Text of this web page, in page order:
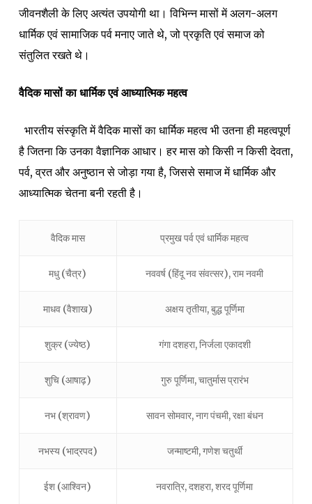
जीवनशैली के लिए अत्यंत उपयोगी था। विभिन्न मासों में अलग-अलग
धार्मिक एवं सामाजिक पर्व मनाए जाते थे, जो प्रकृति एवं समाज को
संतुलित रखते थे।
वैदिक मासों का धार्मिक एवं आध्यात्मिक महत्व
भारतीय संस्कृति में वैदिक मासों का धार्मिक महत्व भी उतना ही महत्वपूर्ण
है जितना कि उनका वैज्ञानिक आधार। हर मास को किसी न किसी देवता,
पर्व, व्रत और अनुष्ठान से जोड़ा गया है, जिससे समाज में धार्मिक और
आध्यात्मिक चेतना बनी रहती है।
वैदिक मास प्रमुख पर्व एवं धार्मिक महत्व
मधु (चैत्र) नववर्ष (हिंदू नव संवत्सर), राम नवमी
माधव (वैशाख) अक्षय तृतीया, बुद्ध पूर्णिमा
शुक्र (ज्येष्ठ) गंगा दशहरा, निर्जला एकादशी
शुचि (आषाढ़) गुरु पूर्णिमा, चातुर्मास प्रारंभ
नभ (श्रावण) सावन सोमवार, नाग पंचमी, रक्षा बंधन
नभस्य (भाद्रपद) जन्माष्टमी, गणेश चतुर्थी
ईश (आश्विन) नवरात्रि, दशहरा, शरद पूर्णिमा